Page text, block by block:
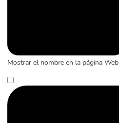
Mostrar el nombre en la página Web